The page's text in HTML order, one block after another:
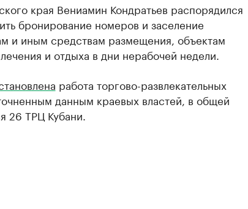
края Вениамин Кондратьев распорядился
бронирование номеров и заселение
и иным средствам размещения, объектам
и отдыха в дни нерабочей недели.
работа торгово-развлекательных
данным краевых властей, в общей
26 ТРЦ Кубани.